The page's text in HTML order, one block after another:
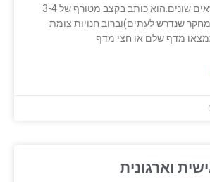
עשרות ספרים בנושאים שונים.הוא כותב בקצב מטורף של 3-4
שנדרש לעתים)וברוב חנויות צומת
מדף שלם או חצי מדף
וארגונית